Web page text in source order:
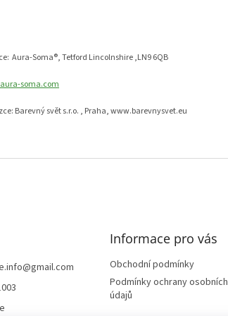
Aura-Soma®, Tetford Lincolnshire ,LN9 6QB
soma.com
Barevný svět s.r.o. , Praha, www.barevnysvet.eu
@gmail.com
Informace pro vás
Obchodní podmínky
Podmínky ochrany osobních
údajů